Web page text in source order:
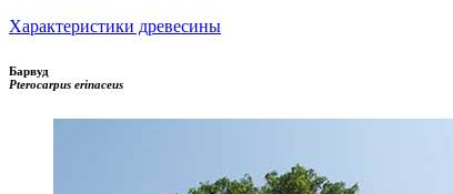
Характеристики древесины
Барвуд
Pterocarpus erinaceus